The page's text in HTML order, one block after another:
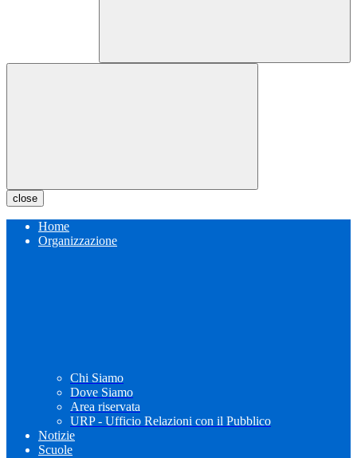
close
Home
Organizzazione
Chi Siamo
Dove Siamo
Area riservata
URP - Ufficio Relazioni con il Pubblico
Notizie
Scuole